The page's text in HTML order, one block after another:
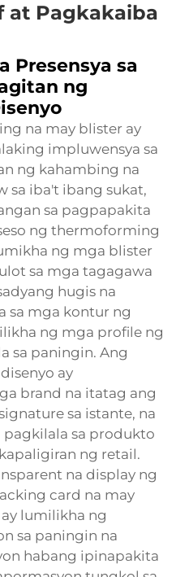
at Pagkakaiba
Presensya sa
ng
na may blister ay
impluwensya sa
ng kahambing na
sa iba't ibang sukat,
sa pagpapakita
ng thermoforming
ng mga blister
sa mga tagagawa
hugis na
sa mga kontur ng
ng mga profile ng
sa paningin. Ang
ay
brand na itatag ang
sa istante, na
sa produkto
ng retail.
na display ng
card na may
lumilikha ng
sa paningin na
habang ipinapakita